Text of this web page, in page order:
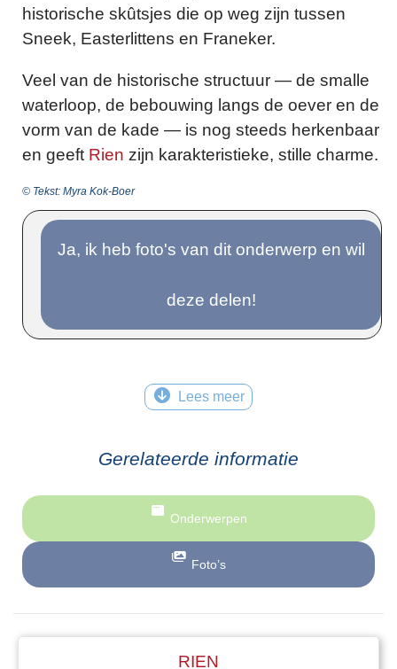
historische skûtsjes die op weg zijn tussen
Sneek, Easterlittens en Franeker.
Veel van de historische structuur — de smalle
waterloop, de bebouwing langs de oever en de
vorm van de kade — is nog steeds herkenbaar
en geeft Rien zijn karakteristieke, stille charme.
© Tekst: Myra Kok-Boer
Ja, ik heb foto's van dit onderwerp en wil
deze delen!
Lees meer
Gerelateerde informatie
Onderwerpen
Foto’s
RIEN